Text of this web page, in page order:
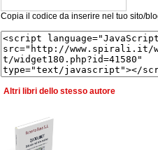
Copia il codice da inserire nel tuo sito/
Altri libri dello stesso autore